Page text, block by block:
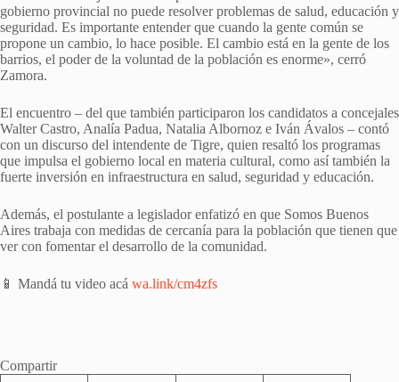
gobierno provincial no puede resolver problemas de salud, educación y
seguridad. Es importante entender que cuando la gente común se
propone un cambio, lo hace posible. El cambio está en la gente de los
barrios, el poder de la voluntad de la población es enorme», cerró
Zamora.
El encuentro – del que también participaron los candidatos a concejales
Walter Castro, Analía Padua, Natalia Albornoz e Iván Ávalos – contó
con un discurso del intendente de Tigre, quien resaltó los programas
que impulsa el gobierno local en materia cultural, como así también la
fuerte inversión en infraestructura en salud, seguridad y educación.
Además, el postulante a legislador enfatizó en que Somos Buenos
Aires trabaja con medidas de cercanía para la población que tienen que
ver con fomentar el desarrollo de la comunidad.
📱 Mandá tu video acá wa.link/cm4zfs
Compartir